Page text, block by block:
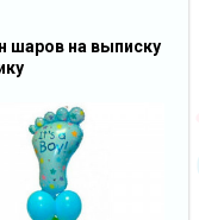
шаров на выписку